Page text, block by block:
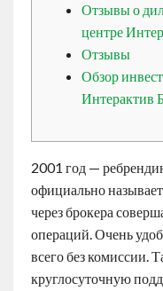
Отзывы о
центре
Отзывы
Обзор
Интерактив
2001 год —
официально
через брокера
операций. Очень
всего без комиссии.
круглосуточную